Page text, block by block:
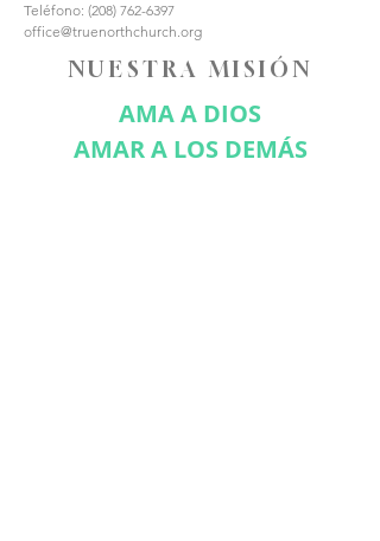
Teléfono: (208) 762-6397
office@truenorthchurch.org
NUESTRA MISIÓN
AMA A DIOS
AMAR A LOS DEMÁS